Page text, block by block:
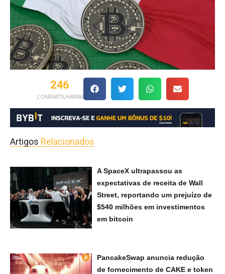
COMPARTILHARAM
246
Artigos Relacionados
A SpaceX ultrapassou as
expectativas de receita de Wall
Street, reportando um prejuízo de
$540 milhões em investimentos
em bitcoin
PancakeSwap anuncia redução
de fornecimento de CAKE e token